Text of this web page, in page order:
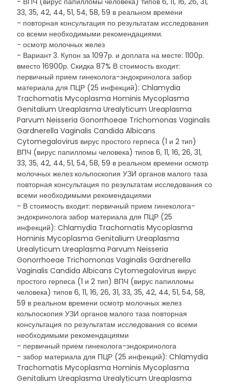
33, 35, 42, 44, 51, 54, 58, 59 в реальном времени
- повторная консультация по результатам исследования
со всеми необходимыми рекомендациями.
- осмотр молочных желез
- Вариант 3. Купон за 1097р. и доплата на месте: 1100р.
вместо 16900р. Скидка 87% В стоимость входит:
первичный прием гинеколога-эндокринолога забор
материала для ПЦР (25 инфекций): Chlamydia
Trachomatis Mycoplasma Hominis Mycoplasma
Genitalium Ureaplasma Urealyticum Ureaplasma
Parvum Neisseria Gonorrhoeae Trichomonas Vaginalis
Gardnerella Vaginalis Candida Albicans
Cytomegalovirus вирус простого герпеса (1 и 2 тип)
ВПЧ (вирус папилломы человека) типов 6, 11, 16, 26, 31,
33, 35, 42, 44, 51, 54, 58, 59 в реальном времени осмотр
молочных желез кольпоскопия УЗИ органов малого таза
повторная консультация по результатам исследования со
всеми необходимыми рекомендациями
- В стоимость входит: первичный прием гинеколога-
эндокринолога забор материала для ПЦР (25
инфекций): Chlamydia Trachomatis Mycoplasma
Hominis Mycoplasma Genitalium Ureaplasma
Urealyticum Ureaplasma Parvum Neisseria
Gonorrhoeae Trichomonas Vaginalis Gardnerella
Vaginalis Candida Albicans Cytomegalovirus вирус
простого герпеса (1 и 2 тип) ВПЧ (вирус папилломы
человека) типов 6, 11, 16, 26, 31, 33, 35, 42, 44, 51, 54, 58,
59 в реальном времени осмотр молочных желез
кольпоскопия УЗИ органов малого таза повторная
консультация по результатам исследования со всеми
необходимыми рекомендациями
- первичный прием гинеколога-эндокринолога
- забор материала для ПЦР (25 инфекций): Chlamydia
Trachomatis Mycoplasma Hominis Mycoplasma
Genitalium Ureaplasma Urealyticum Ureaplasma